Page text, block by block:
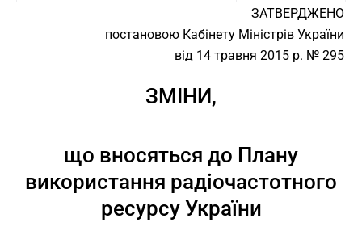
ЗАТВЕРДЖЕНО
постановою Кабінету Міністрів України
від 14 травня 2015 р. № 295
ЗМІНИ,
що вносяться до Плану
використання радіочастотного
ресурсу України